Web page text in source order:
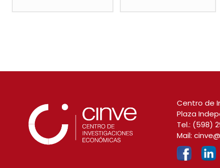
Centro de
Plaza
Tel.: (598)
Mail: